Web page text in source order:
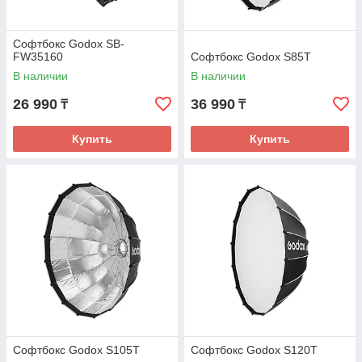
Софтбокс Godox SB-
FW35160
В наличии
26 990 ₸
Купить
Софтбокс Godox S85T
В наличии
36 990 ₸
Купить
Софтбокс Godox S105T
Софтбокс Godox S120T